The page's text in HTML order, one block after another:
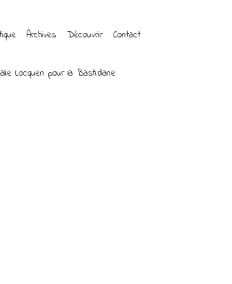
Archives Découvrir Contact
Locquen pour la Bastidane